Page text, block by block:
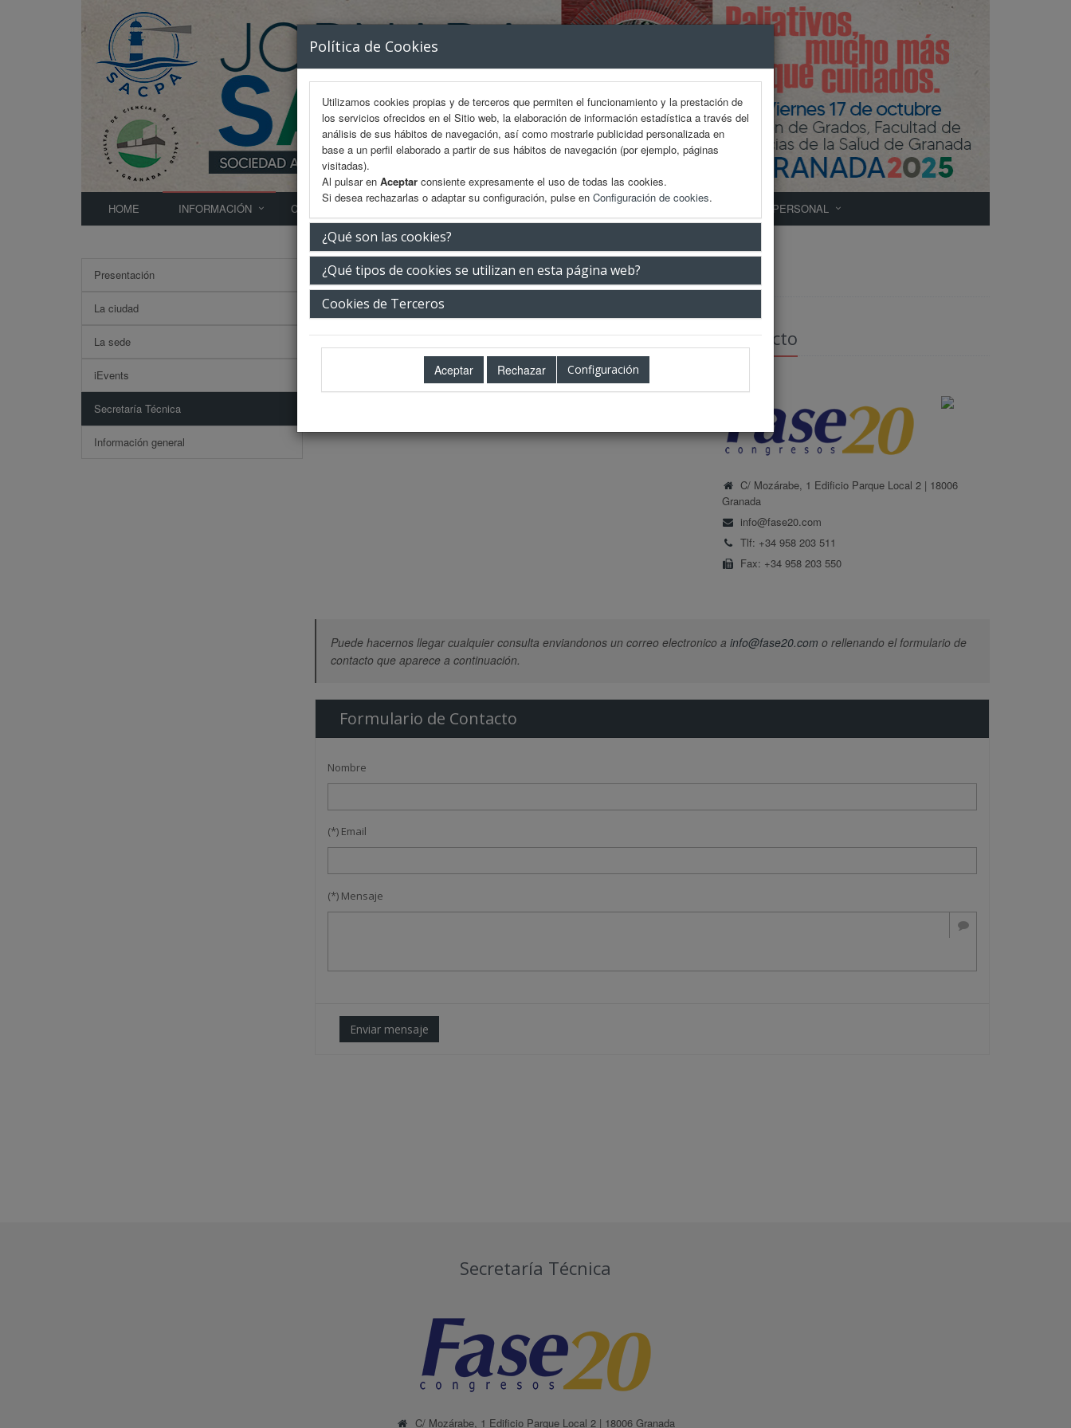
Política de Cookies
Utilizamos cookies propias y de terceros que permiten el funcionamiento y la prestación de
los servicios ofrecidos en el Sitio web, la elaboración de información estadística a través del
análisis de sus hábitos de navegación, así como mostrarle publicidad personalizada en
base a un perfil elaborado a partir de sus hábitos de navegación (por ejemplo, páginas
visitadas).
Al pulsar en Aceptar consiente expresamente el uso de todas las cookies.
Si desea rechazarlas o adaptar su configuración, pulse en Configuración de cookies.
¿Qué son las cookies?
¿Qué tipos de cookies se utilizan en esta página web?
Cookies de Terceros
Configuración
HOME INFORMACIÓN COMITÉS AREA CIENTÍFICA INSCRIPCIÓN EXP. COMERCIAL ÁREA PERSONAL
Presentación
La ciudad
La sede
iEvents
Secretaría Técnica
Información general
Secretaría Técnica
Contacto
C/ Mozárabe, 1 Edificio Parque Local 2 | 18006
Granada
info@fase20.com
Tlf: +34 958 203 511
Fax: +34 958 203 550
Puede hacernos llegar cualquier consulta enviandonos un correo electronico a info@fase20.com o rellenando el formulario de
contacto que aparece a continuación.
Formulario de Contacto
Nombre
(*) Email
(*) Mensaje
Enviar mensaje
Secretaría Técnica
C/ Mozárabe, 1 Edificio Parque Local 2 | 18006 Granada